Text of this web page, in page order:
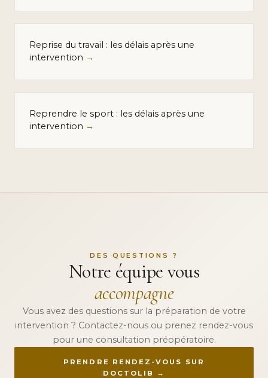
Reprise du travail : les délais après une
intervention →
Reprendre le sport : les délais après une
intervention →
DES QUESTIONS ?
Notre équipe vous
accompagne
Vous avez des questions sur la préparation de votre
intervention ? Contactez-nous ou prenez rendez-vous
pour une consultation préopératoire.
PRENDRE RENDEZ-VOUS SUR
DOCTOLIB →